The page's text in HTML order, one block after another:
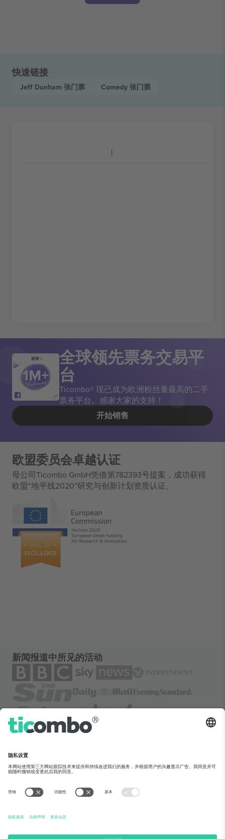
快速链接
Jeff Dunham 张门票 Comedy 张门票
谢谢！ 全球领先票务交易平
台
Ticombo® 现已成为欧洲粉丝量最高的二手
票务平台。感谢大家的支持！
开始销售
欧盟委员会卓越认证
母公司Ticombo GmbH凭借第782393号提案，成功获得
欧盟“地平线2020”研究与创新计划资质认证。
新闻报道中所见的活动
关于Ticombo
团队介绍
TixProtect保障计划
服务条款
常见问题
运作方式